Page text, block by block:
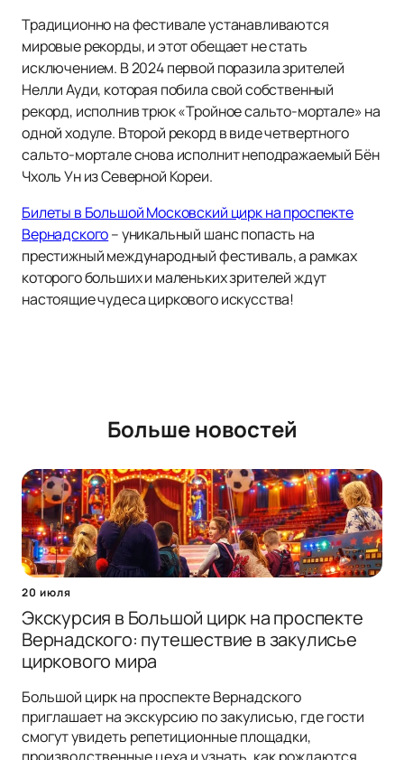
Традиционно на фестивале устанавливаются
мировые рекорды, и этот обещает не стать
исключением. В 2024 первой поразила зрителей
Нелли Ауди, которая побила свой собственный
рекорд, исполнив трюк «Тройное сальто-мортале» на
одной ходуле. Второй рекорд в виде четвертного
сальто-мортале снова исполнит неподражаемый Бён
Чхоль Ун из Северной Кореи.
Билеты в Большой Московский цирк на проспекте
Вернадского– уникальный шанс попасть на
престижный международный фестиваль, а рамках
которого больших и маленьких зрителей ждут
настоящие чудеса циркового искусства!
Больше новостей
20 июля
Экскурсия в Большой цирк на проспекте
Вернадского: путешествие в закулисье
циркового мира
Большой цирк на проспекте Вернадского
приглашает на экскурсию по закулисью, где гости
смогут увидеть репетиционные площадки,